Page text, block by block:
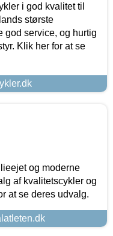
i god kvalitet til
største
god service, og hurtig
Klik her for at se
og moderne
af kvalitetscykler og
at se deres udvalg.